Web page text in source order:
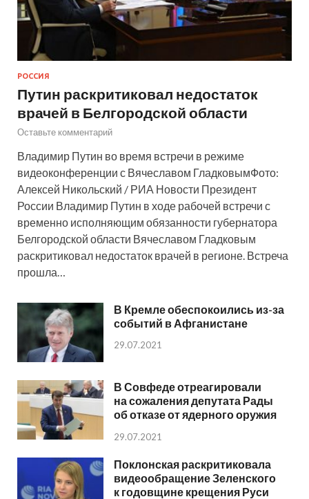
РОССИЯ
Путин раскритиковал недостаток
врачей в Белгородской области
Оставьте комментарий
Владимир Путин во время встречи в режиме
видеоконференции с Вячеславом ГладковымФото:
Алексей Никольский / РИА Новости Президент
России Владимир Путин в ходе рабочей встречи с
временно исполняющим обязанности губернатора
Белгородской области Вячеславом Гладковым
раскритиковал недостаток врачей в регионе. Встреча
прошла…
В Кремле обеспокоились из-за
событий в Афганистане
29.07.2021
В Совфеде отреагировали
на сожаления депутата Рады
об отказе от ядерного оружия
29.07.2021
Поклонская раскритиковала
видеообращение Зеленского
к годовщине крещения Руси